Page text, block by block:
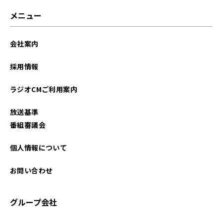
2025年07月
メニュー
会社案内
採用情報
ラジオCMご利用案内
放送基準
番組審議会
個人情報について
お問い合わせ
グループ会社